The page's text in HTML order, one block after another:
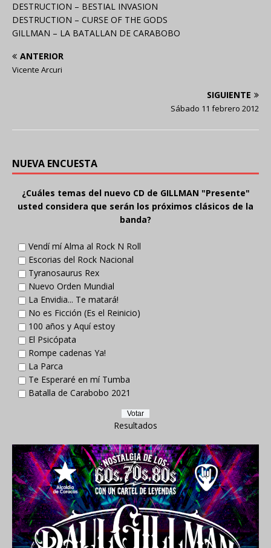
DESTRUCTION – BESTIAL INVASION
DESTRUCTION – CURSE OF THE GODS
GILLMAN – LA BATALLAN DE CARABOBO
ANTERIOR
Vicente Arcuri
SIGUIENTE
Sábado 11 febrero 2012
NUEVA ENCUESTA
¿Cuáles temas del nuevo CD de GILLMAN "Presente"
usted considera que serán los próximos clásicos de la
banda?
Vendí mí Alma al Rock N Roll
Escorias del Rock Nacional
Tyranosaurus Rex
Nuevo Orden Mundial
La Envidia... Te matará!
No es Ficción (Es el Reinicio)
100 años y Aquí estoy
El Psicópata
Rompe cadenas Ya!
La Parca
Te Esperaré en mí Tumba
Batalla de Carabobo 2021
Resultados